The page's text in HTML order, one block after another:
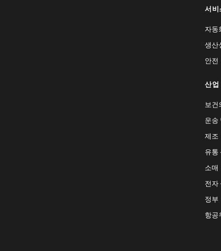
서비
자동
생산
안전
산업
보건
운송
제조
유통
소매
전자
정부
항공